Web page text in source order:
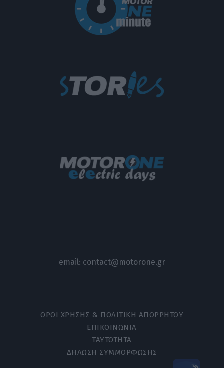
email: contact@motorone.gr
ΟΡΟΙ ΧΡΗΣΗΣ & ΠΟΛΙΤΙΚΗ ΑΠΟΡΡΗΤΟΥ
ΕΠΙΚΟΙΝΩΝΙΑ
ΤΑΥΤΟΤΗΤΑ
ΔΗΛΩΣΗ ΣΥΜΜΟΡΦΩΣΗΣ